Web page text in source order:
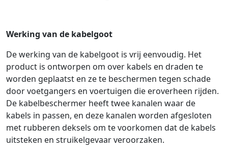
Werking van de kabelgoot
De werking van de kabelgoot is vrij eenvoudig. Het
product is ontworpen om over kabels en draden te
worden geplaatst en ze te beschermen tegen schade
door voetgangers en voertuigen die eroverheen rijden.
De kabelbeschermer heeft twee kanalen waar de
kabels in passen, en deze kanalen worden afgesloten
met rubberen deksels om te voorkomen dat de kabels
uitsteken en struikelgevaar veroorzaken.